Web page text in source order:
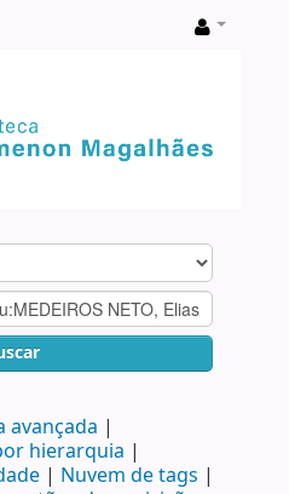
avançada
hierarquia
Nuvem de tags